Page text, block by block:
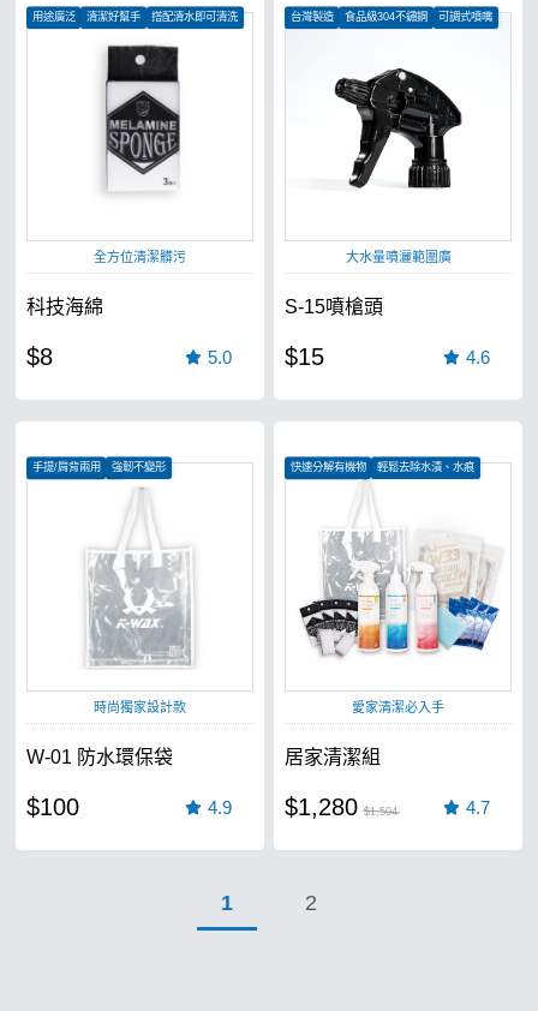
用途廣泛 清潔好幫手 搭配清水即可清洗
全方位清潔髒污
科技海綿
$8 5.0
台灣製造 食品級304不鏽鋼 可調式噴嘴
大水量噴灑範圍廣
S-15噴槍頭
$15 4.6
手提/肩背兩用
強韌不變形
時尚獨家設計款
W-01 防水環保袋
$100 4.9
快速分解有機物
輕鬆去除水漬、水痕
愛家清潔必入手
居家清潔組
$1,280 $1,504 4.7
1 2